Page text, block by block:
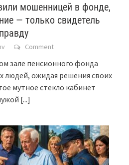
мошенницей в фонде,
— только свидетель
Comment
зале пенсионного фонда
людей, ожидая решения своих
мутное стекло кабинет
[...]